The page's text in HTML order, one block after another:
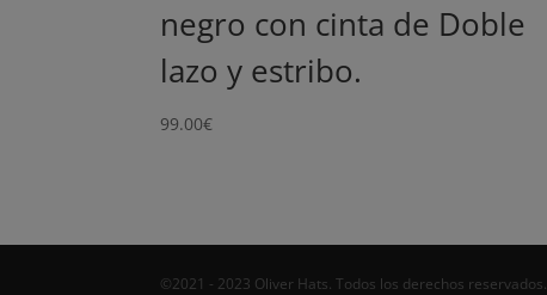
negro con cinta de Doble
lazo y estribo.
99.00€
©2021 - 2023 Oliver Hats. Todos los derechos reservados.